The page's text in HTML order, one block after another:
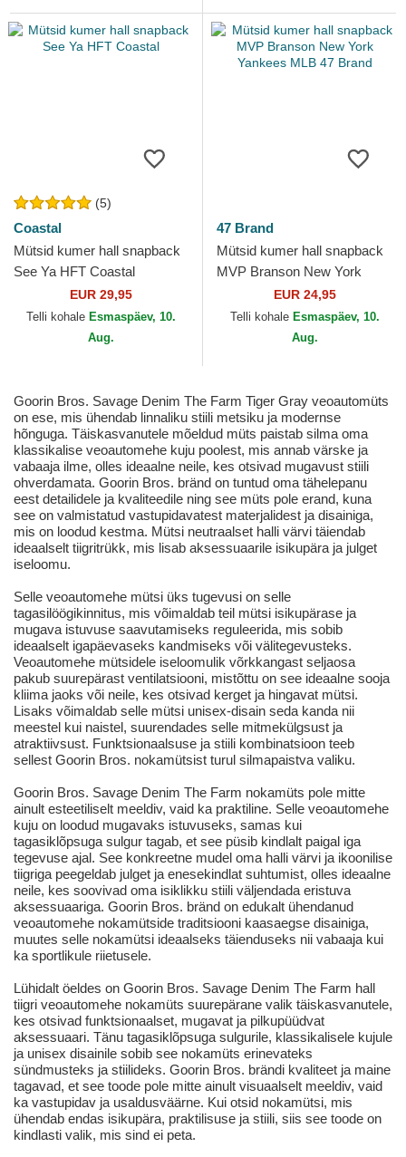
(5)
Coastal
Mütsid kumer hall snapback
See Ya HFT Coastal
EUR 29,95
Telli kohale Esmaspäev, 10.
Aug.
47 Brand
Mütsid kumer hall snapback
MVP Branson New York
Yankees MLB 47 Brand
EUR 24,95
Telli kohale Esmaspäev, 10.
Aug.
Goorin Bros. Savage Denim The Farm Tiger Gray veoautomüts
on ese, mis ühendab linnaliku stiili metsiku ja modernse
hõnguga. Täiskasvanutele mõeldud müts paistab silma oma
klassikalise veoautomehe kuju poolest, mis annab värske ja
vabaaja ilme, olles ideaalne neile, kes otsivad mugavust stiili
ohverdamata. Goorin Bros. bränd on tuntud oma tähelepanu
eest detailidele ja kvaliteedile ning see müts pole erand, kuna
see on valmistatud vastupidavatest materjalidest ja disainiga,
mis on loodud kestma. Mütsi neutraalset halli värvi täiendab
ideaalselt tiigritrükk, mis lisab aksessuaarile isikupära ja julget
iseloomu.
Selle veoautomehe mütsi üks tugevusi on selle
tagasilöögikinnitus, mis võimaldab teil mütsi isikupärase ja
mugava istuvuse saavutamiseks reguleerida, mis sobib
ideaalselt igapäevaseks kandmiseks või välitegevusteks.
Veoautomehe mütsidele iseloomulik võrkkangast seljaosa
pakub suurepärast ventilatsiooni, mistõttu on see ideaalne sooja
kliima jaoks või neile, kes otsivad kerget ja hingavat mütsi.
Lisaks võimaldab selle mütsi unisex-disain seda kanda nii
meestel kui naistel, suurendades selle mitmekülgsust ja
atraktiivsust. Funktsionaalsuse ja stiili kombinatsioon teeb
sellest Goorin Bros. nokamütsist turul silmapaistva valiku.
Goorin Bros. Savage Denim The Farm nokamüts pole mitte
ainult esteetiliselt meeldiv, vaid ka praktiline. Selle veoautomehe
kuju on loodud mugavaks istuvuseks, samas kui
tagasiklõpsuga sulgur tagab, et see püsib kindlalt paigal iga
tegevuse ajal. See konkreetne mudel oma halli värvi ja ikoonilise
tiigriga peegeldab julget ja enesekindlat suhtumist, olles ideaalne
neile, kes soovivad oma isiklikku stiili väljendada eristuva
aksessuaariga. Goorin Bros. bränd on edukalt ühendanud
veoautomehe nokamütside traditsiooni kaasaegse disainiga,
muutes selle nokamütsi ideaalseks täienduseks nii vabaaja kui
ka sportlikule riietusele.
Lühidalt öeldes on Goorin Bros. Savage Denim The Farm hall
tiigri veoautomehe nokamüts suurepärane valik täiskasvanutele,
kes otsivad funktsionaalset, mugavat ja pilkupüüdvat
aksessuaari. Tänu tagasiklõpsuga sulgurile, klassikalisele kujule
ja unisex disainile sobib see nokamüts erinevateks
sündmusteks ja stiilideks. Goorin Bros. brändi kvaliteet ja maine
tagavad, et see toode pole mitte ainult visuaalselt meeldiv, vaid
ka vastupidav ja usaldusväärne. Kui otsid nokamütsi, mis
ühendab endas isikupära, praktilisuse ja stiili, siis see toode on
kindlasti valik, mis sind ei peta.